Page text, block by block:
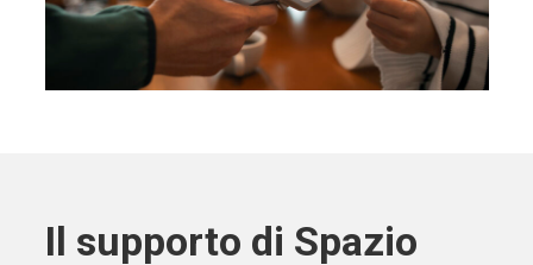
Il supporto di Spazio